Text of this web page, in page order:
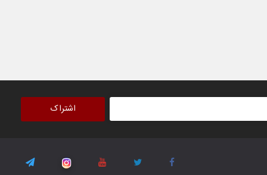
با شکست چین، فوتسال‌بازان جوان
افغانستان به نیمه نهایی رسیدند
اشتراک